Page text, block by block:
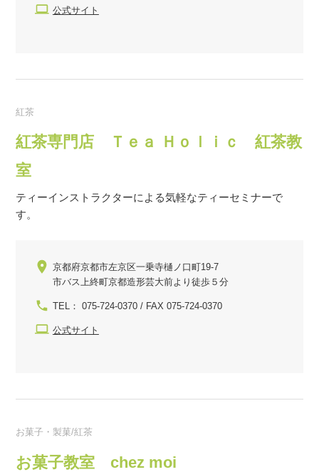
公式サイト
紅茶
紅茶専門店 Ｔｅａ Ｈｏｌｉｃ 紅茶教
室
ティーインストラクターによる気軽なティーセミナーで
す。
京都府京都市左京区一乗寺樋ノ口町19-7
市バス上終町京都造形芸大前より徒歩５分
TEL： 075-724-0370 / FAX 075-724-0370
公式サイト
お菓子・製菓/紅茶
お菓子教室 chez moi